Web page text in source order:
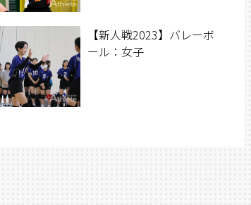
【新人戦2023】バレーボ
ール：女子